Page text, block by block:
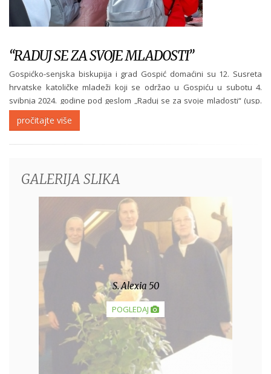
“RADUJ SE ZA SVOJE MLADOSTI”
Gospićko-senjska biskupija i grad Gospić domaćini su 12. Susreta
hrvatske katoličke mladeži koji se održao u Gospiću u subotu 4.
svibnja 2024. godine pod geslom „Raduj se za svoje mladosti“ (usp.
Prop 11,9). I naša Družba je bila zastupljena po našim članicama, s. M.
Zrinkom Šestak,...
pročitajte više
GALERIJA SLIKA
S. Alexia 50
POGLEDAJ